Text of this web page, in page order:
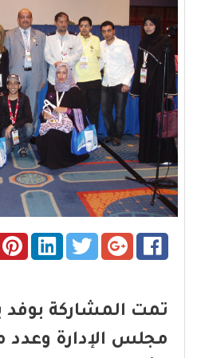
تمت المشاركة
مجلس الإدارة